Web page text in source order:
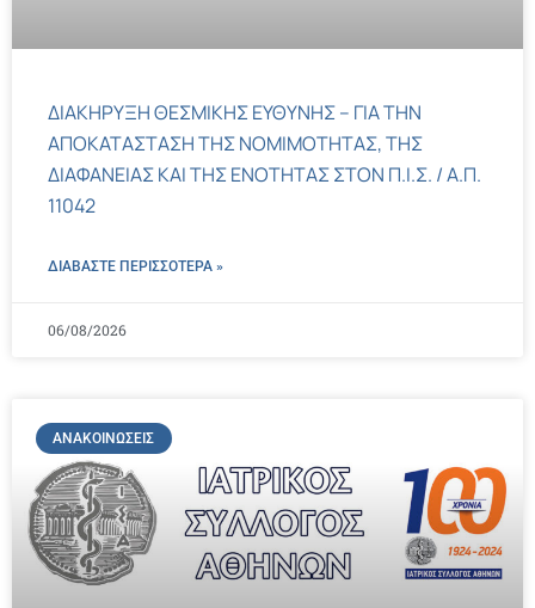
ΔΙΑΚΗΡΥΞΗ ΘΕΣΜΙΚΗΣ ΕΥΘΥΝΗΣ – ΓΙΑ ΤΗΝ
ΑΠΟΚΑΤΑΣΤΑΣΗ ΤΗΣ ΝΟΜΙΜΟΤΗΤΑΣ, ΤΗΣ
ΔΙΑΦΑΝΕΙΑΣ ΚΑΙ ΤΗΣ ΕΝΟΤΗΤΑΣ ΣΤΟΝ Π.Ι.Σ. / Α.Π.
11042
ΔΙΑΒΑΣΤΕ ΠΕΡΙΣΣΌΤΕΡΑ »
06/08/2026
ΑΝΑΚΟΙΝΏΣΕΙΣ